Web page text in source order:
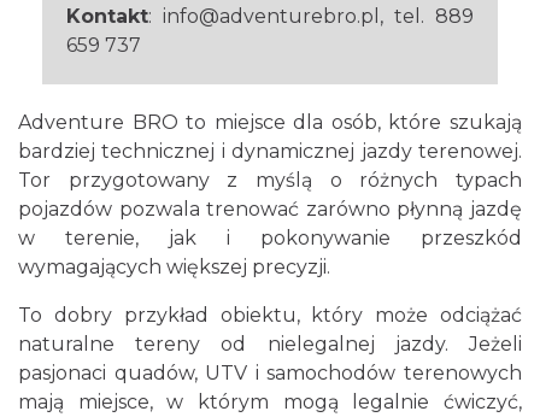
Kontakt: info@adventurebro.pl, tel. 889
659 737
Adventure BRO to miejsce dla osób, które szukają
bardziej technicznej i dynamicznej jazdy terenowej.
Tor przygotowany z myślą o różnych typach
pojazdów pozwala trenować zarówno płynną jazdę
w terenie, jak i pokonywanie przeszkód
wymagających większej precyzji.
To dobry przykład obiektu, który może odciążać
naturalne tereny od nielegalnej jazdy. Jeżeli
pasjonaci quadów, UTV i samochodów terenowych
mają miejsce, w którym mogą legalnie ćwiczyć,